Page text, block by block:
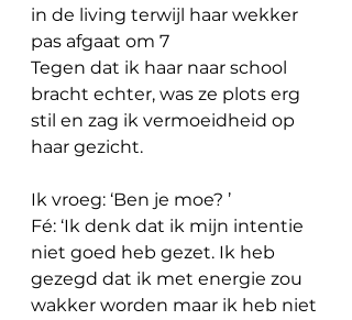
in de living terwijl haar wekker
pas afgaat om 7
Tegen dat ik haar naar school
bracht echter, was ze plots erg
stil en zag ik vermoeidheid op
haar gezicht.
Ik vroeg: ‘Ben je moe? ’
Fé: ‘Ik denk dat ik mijn intentie
niet goed heb gezet. Ik heb
gezegd dat ik met energie zou
wakker worden maar ik heb niet